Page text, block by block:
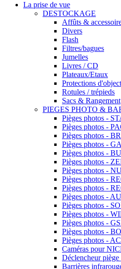
La prise de vue
DESTOCKAGE
Affûts &
Divers
Flash
Filtres/bagues
Jumelles
Livres / CD
Plateaux/Etaux
Protections
Rotules / trépieds
Sacs & Rangement
PIEGES PHOTO &
Pièges photos -
Pièges photos -
Pièges photos -
Pièges photos -
Pièges photos -
Pièges photos -
Pièges photos -
Pièges photos -
Pièges photos -
Pièges photos -
Pièges photos -
Pièges photos -
Pièges photos -
Pièges photos -
Pièges photos -
Caméras pour
Déclencheur
Barrières